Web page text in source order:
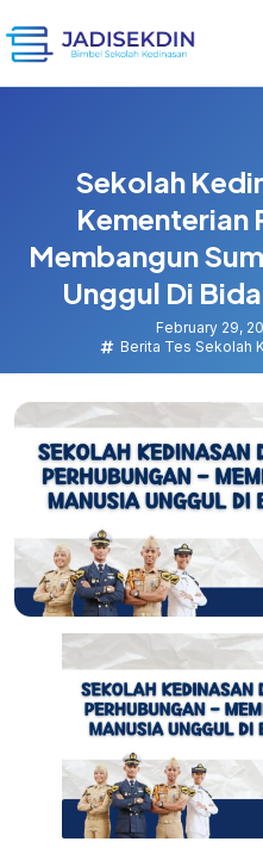
Sekolah
Kementerian
Membangun
Unggul Di
February 29,
Berita Tes Sekolah